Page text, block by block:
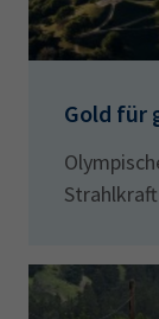
Gold für